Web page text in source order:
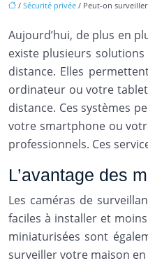
/ Sécurité privée / Peut-on
Aujourd’hui, de plus en
existe plusieurs
distance. Elles
ordinateur ou votre
distance. Ces systèmes
votre smartphone ou
professionnels. Ces
L’avantage des
Les caméras de
faciles à installer et
miniaturisées sont
surveiller votre maison